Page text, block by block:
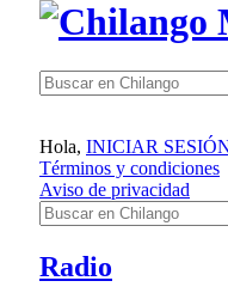
Hola, INICIAR
Términos y condiciones
Aviso de privacidad
Radio